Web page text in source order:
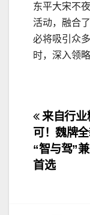
东平大宋不
活动，融合
必将吸引众
时，深入领
文
章
导
来自行业
可！魏牌
“智与驾”
首选